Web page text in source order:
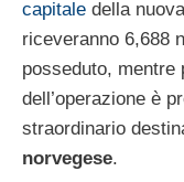
capitale della
riceveranno 6,688
posseduto, mentre
dell’operazione è
straordinario
norvegese.